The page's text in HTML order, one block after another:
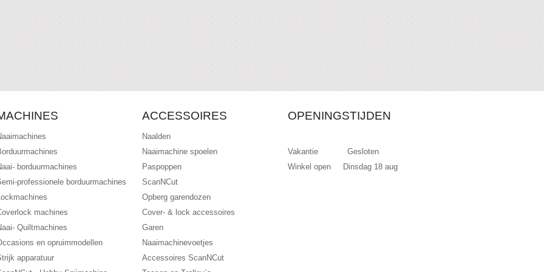
borduurmachines
professionele borduurmachines
machines
Quiltmachines
en opruimmodellen
apparatuur
ACCESSOIRES
Naalden
Naaimachine spoelen
Paspoppen
ScanNCut
Opberg garendozen
Cover- & lock accessoires
Garen
Naaimachinevoetjes
Accessoires ScanNCut
OPENINGSTIJDEN
Vakantie Gesloten
Winkel open Dinsdag 18 aug